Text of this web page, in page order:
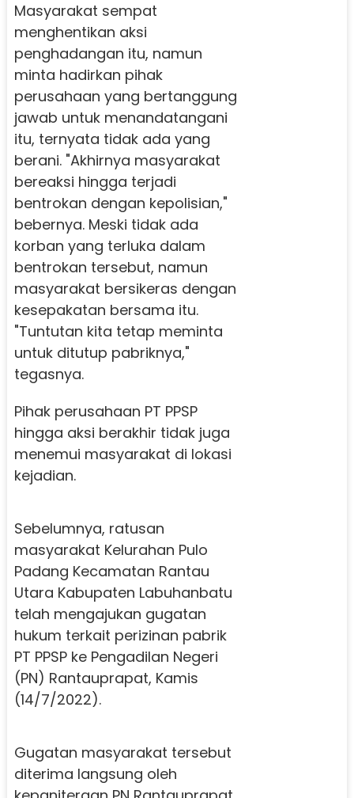
Masyarakat sempat
menghentikan aksi
penghadangan itu, namun
minta hadirkan pihak
perusahaan yang bertanggung
jawab untuk menandatangani
itu, ternyata tidak ada yang
berani. "Akhirnya masyarakat
bereaksi hingga terjadi
bentrokan dengan kepolisian,"
bebernya. Meski tidak ada
korban yang terluka dalam
bentrokan tersebut, namun
masyarakat bersikeras dengan
kesepakatan bersama itu.
"Tuntutan kita tetap meminta
untuk ditutup pabriknya,"
tegasnya.
Pihak perusahaan PT PPSP
hingga aksi berakhir tidak juga
menemui masyarakat di lokasi
kejadian.
Sebelumnya, ratusan
masyarakat Kelurahan Pulo
Padang Kecamatan Rantau
Utara Kabupaten Labuhanbatu
telah mengajukan gugatan
hukum terkait perizinan pabrik
PT PPSP ke Pengadilan Negeri
(PN) Rantauprapat, Kamis
(14/7/2022).
Gugatan masyarakat tersebut
diterima langsung oleh